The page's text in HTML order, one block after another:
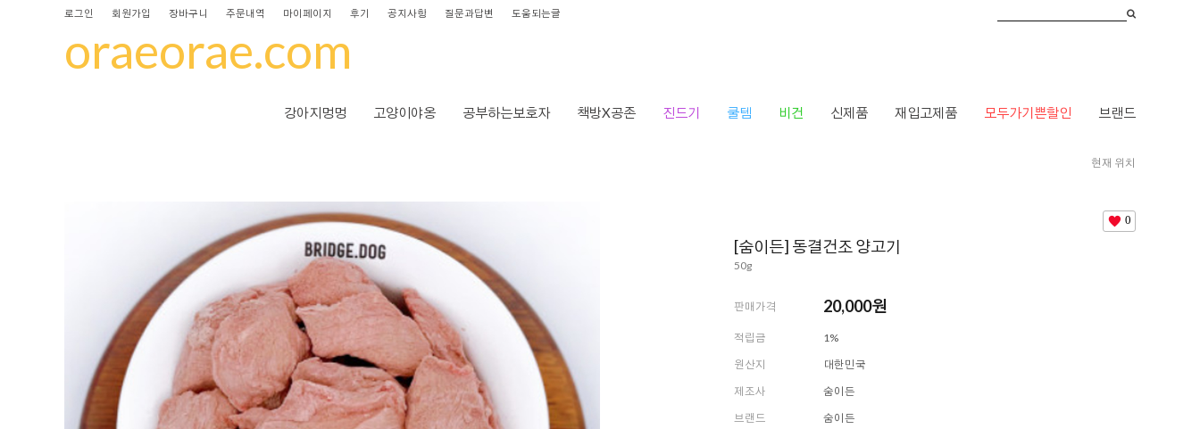
로그인 회원가입 장바구니 주문내역 마이페이지 후기 공지사항 질문과답변 도움되는글
oraeorae.com
강아지멍멍 고양이야옹 공부하는보호자 책방X공존 진드기 쿨템 비건 신제품 재입고제품 모두가기쁜할인 브랜드
현재 위치
0
[숨이든] 동결건조 양고기
50g
판매가격 20,000원
적립금
1%
원산지
대한민국
제조사
숨이든
브랜드
숨이든